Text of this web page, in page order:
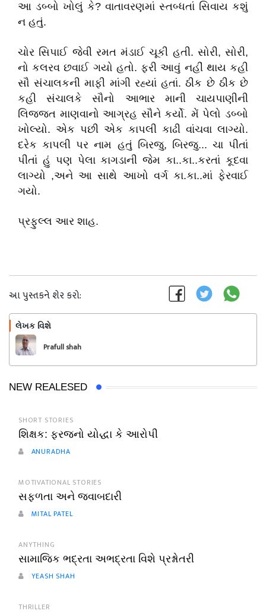
આ ડબ્બો ખોલું કે? વાતાવરણમાં સ્તબ્ધતાં સિવાય કશું
ન હતું.
ચોર સિપાઈ જેવી રમત મંડાઈ ચૂકી હતી. સોરી, સોરી,
નો કલરવ છવાઈ ગયો હતો. ફરી આવું નહીં થાય કહી
સૌ સંચાલકની માફી માંગી રહ્યાં હતાં. ઠીક છે ઠીક છે
કહી સંચાલકે સૌનો આભાર માની ચાયપાણીની
લિજ્જત માણવાનો આગ્રહ સૌને કર્યો. મેં પેલો ડબ્બો
ખોલ્યો. એક પછી એક કાપલી કાઢી વાંચવા લાગ્યો.
દરેક કાપલી પર નામ હતું બિરજુ, બિરજુ... ચા પીતાં
પીતાં હું પણ પેલા કાગડાની જેમ કા..કા..કરતાં કૂદવા
લાગ્યો ,અને આ સાથે આખો વર્ગ કા.કા..માં ફેરવાઈ
ગયો.
પ્રફુલ્લ આર શાહ.
આ પુસ્તકને શેર કરો:
લેખક વિશે
Prafull shah
NEW REALESED
SHORT STORIES
શિક્ષક: ફરજનો યોદ્ધા કે આરોપી
ANURADHA
MOTIVATIONAL STORIES
સફળતા અને જવાબદારી
MITAL PATEL
ANYTHING
સામાજિક ભદ્રતા અભદ્રતા વિશે પ્રશ્નોતરી
YEASH SHAH
THRILLER